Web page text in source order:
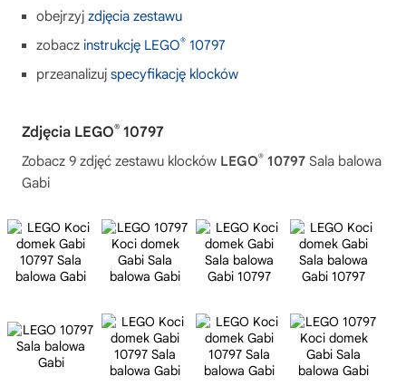
obejrzyj zdjęcia zestawu
zobacz instrukcję LEGO® 10797
przeanalizuj specyfikację klocków
Zdjęcia LEGO® 10797
Zobacz 9 zdjęć zestawu klocków LEGO® 10797 Sala balowa
Gabi